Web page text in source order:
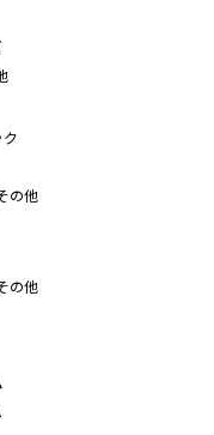
の他
の他